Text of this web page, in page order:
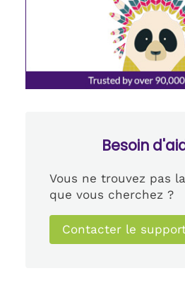
Besoin
Vous ne trouvez pas
que vous cherchez ?
Contacter le